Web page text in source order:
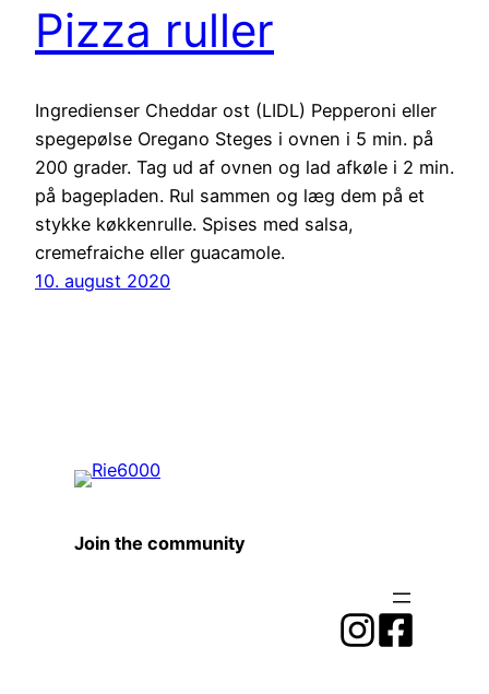
Pizza ruller
Ingredienser Cheddar ost (LIDL) Pepperoni eller
spegepølse Oregano Steges i ovnen i 5 min. på
200 grader. Tag ud af ovnen og lad afkøle i 2 min.
på bagepladen. Rul sammen og læg dem på et
stykke køkkenrulle. Spises med salsa,
cremefraiche eller guacamole.
10. august 2020
Join the community